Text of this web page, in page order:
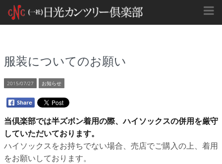
服装についてのお願い
2015/07/27 お知らせ
当倶楽部では半ズボン着用の際、ハイソックスの併用を厳守
していただいております。
ハイソックスをお持ちでない場合、売店でご購入の上、着用
をお願いしております。